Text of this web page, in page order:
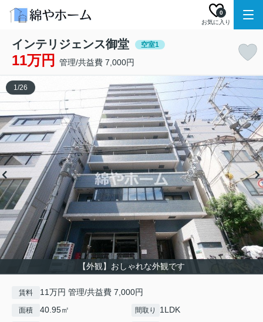
お気に入り
0
インテリジェンス御堂 空室1
11万円 管理/共益費 7,000円
【外観】おしゃれな外観です
1/26
賃料 11万円 管理/共益費 7,000円
面積 40.95㎡ 間取り 1LDK